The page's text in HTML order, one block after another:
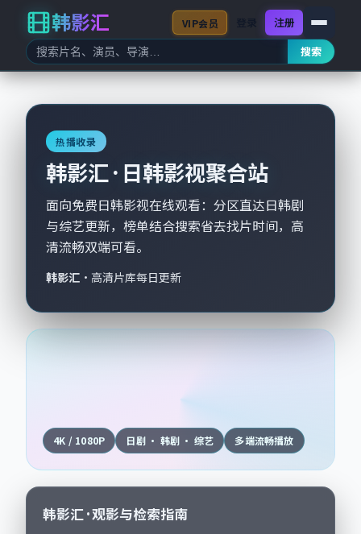
韩影汇
搜索
VIP会员 注册
热播收录
韩影汇 · 日韩影视聚合站
面向免费日韩影视在线观看：分区直达日韩剧
与综艺更新，榜单结合搜索省去找片时间，高
清流畅双端可看。
韩影汇 · 高清片库每日更新
4K / 1080P 日剧 · 韩剧 · 综艺 多端流畅播放
韩影汇 · 观影与检索指南